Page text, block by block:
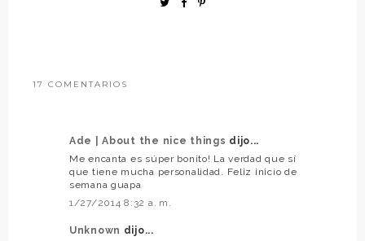
17 COMENTARIOS
Ade | About the nice things dijo...
Me encanta es súper bonito! La verdad que sí
que tiene mucha personalidad. Feliz inicio de
semana guapa
1/27/2014 8:32 a. m.
Unknown dijo...